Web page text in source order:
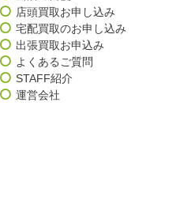
店頭買取お申し込み
宅配買取のお申し込み
出張買取お申込み
よくあるご質問
STAFF紹介
運営会社